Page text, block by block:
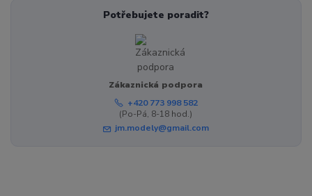
Potřebujete poradit?
Zákaznická podpora
+420 773 998 582
(Po-Pá, 8-18 hod.)
jm.modely@gmail.com